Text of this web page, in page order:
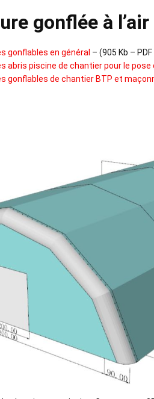
gonflée à
gonflables en général – (905 Kb –
abris piscine de chantier pour le pose
gonflables de chantier BTP et